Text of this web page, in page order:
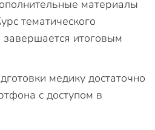
материалы
тематического
итоговым
медику достаточно
с доступом в